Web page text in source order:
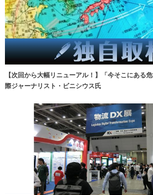
【次回から大幅リニューアル！】「今そこにある
際ジャーナリスト・ビニシウス氏